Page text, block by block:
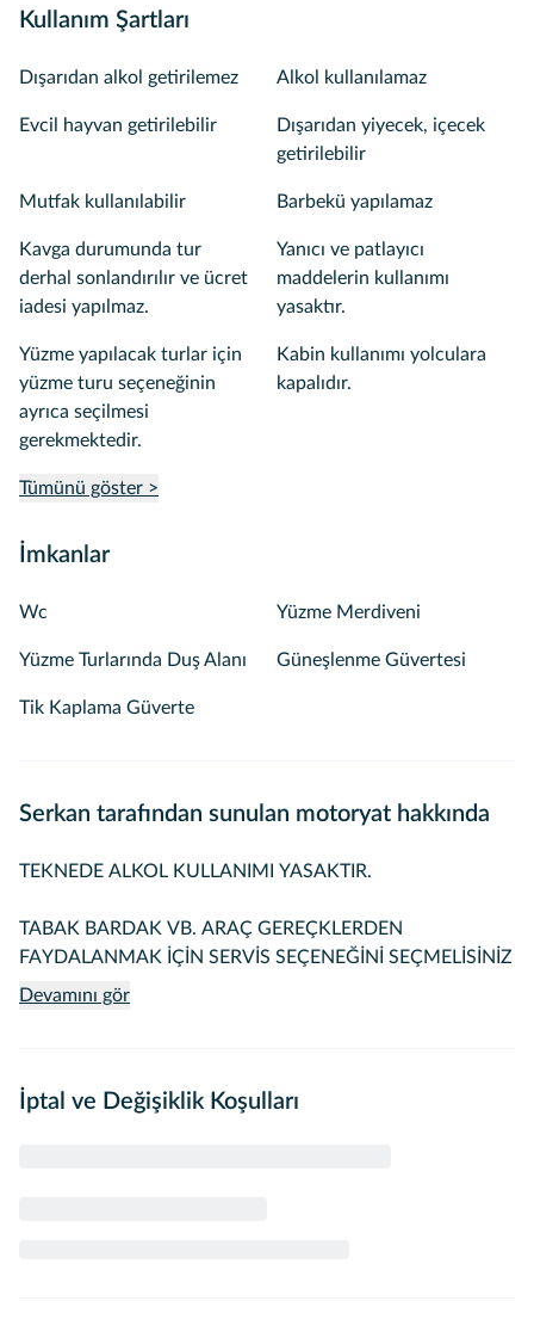
Kullanım Şartları
Dışarıdan alkol getirilemez Alkol kullanılamaz
Evcil hayvan getirilebilir
Dışarıdan yiyecek, içecek
getirilebilir
Mutfak kullanılabilir Barbekü yapılamaz
Kavga durumunda tur
derhal sonlandırılır ve ücret
iadesi yapılmaz.
Yanıcı ve patlayıcı
maddelerin kullanımı
yasaktır.
Yüzme yapılacak turlar için
yüzme turu seçeneğinin
ayrıca seçilmesi
gerekmektedir.
Kabin kullanımı yolculara
kapalıdır.
Tümünü göster >
İmkanlar
Wc Yüzme Merdiveni
Yüzme Turlarında Duş Alanı Güneşlenme Güvertesi
Tik Kaplama Güverte
Serkan tarafından sunulan motoryat hakkında
TEKNEDE ALKOL KULLANIMI YASAKTIR.
TABAK BARDAK VB. ARAÇ GEREÇKLERDEN
Devamını gör
İptal ve Değişiklik Koşulları